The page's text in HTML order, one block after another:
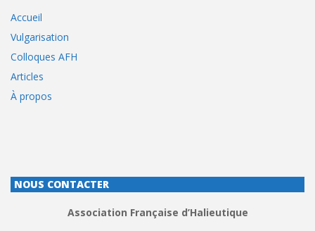
Accueil
Vulgarisation
Colloques AFH
Articles
À propos
NOUS CONTACTER
Association Française d’Halieutique